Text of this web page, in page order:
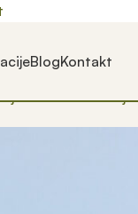
BlogKontakt
/ Proizvodi/ Činije/